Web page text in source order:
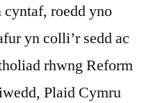
roedd yno
yn colli’r sedd ac
rhwng Reform
Plaid Cymru